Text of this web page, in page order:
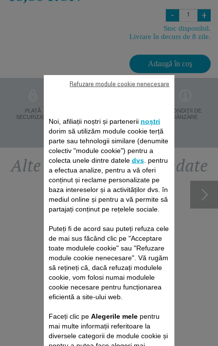
- +
Stoc disponibil.
Livrare în decurs de 8 zile.
Adaugă în coş
PLATĂ
SECURIZATĂ
PERSONALE
CONDIŢII DE
VÂNZARE
Alte accesorii recomandate
ÎNCĂRCĂTOR SS-
7222068916
încărcarea aspiratorului
Noi, afiliații noștri și partenerii noștri
dorim să utilizăm module cookie terță
parte sau tehnologii similare (denumite
colectiv "module cookie") pentru a
colecta unele dintre datele dvs. pentru
a efectua analize, pentru a vă oferi
conținut și reclame personalizate pe
baza intereselor și a activităților dvs. în
mediul online și pentru a vă permite să
partajați conținut pe rețelele sociale.
Puteți fi de acord sau puteți refuza cele
de mai sus făcând clic pe "Acceptare
toate modulele cookie" sau "Refuzare
module cookie nenecesare". Vă rugăm
să rețineți că, dacă refuzați modulele
cookie, vom folosi numai modulele
cookie necesare pentru funcționarea
eficientă a site-ului web.
Faceți clic pe Alegerile melepentru
mai multe informații referitoare la
diversele categorii de module cookie și
Refuzare module cookie nenecesare